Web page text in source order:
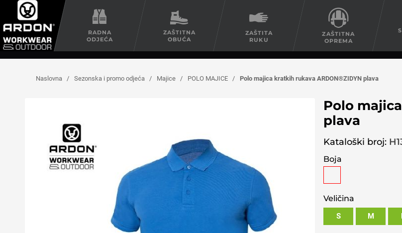
RADNA
ODJEĆA
ZAŠTITNA
OBUĆA
ZAŠTITA
RUKU
ZAŠTITNA
OPREMA
Naslovna / Sezonska i promo odjeća / Majice / POLO MAJICE / Polo majica kratkih rukava ARDON®ZIDYN plava
Polo
plava
Kataloški broj:
Boja
Veličina
S M